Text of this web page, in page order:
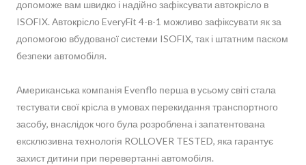
допоможе вам швидко і надійно зафіксувати автокрісло в
ISOFIX. Автокрісло EveryFit 4-в-1 можливо зафіксувати як за
допомогою вбудованої системи ISOFIX, так і штатним паском
безпеки автомобіля.
Американська компанія Evenflo перша в усьому світі стала
тестувати свої крісла в умовах перекидання транспортного
засобу, внаслідок чого була розроблена і запатентована
ексклюзивна технологія ROLLOVER TESTED, яка гарантує
захист дитини при перевертанні автомобіля.